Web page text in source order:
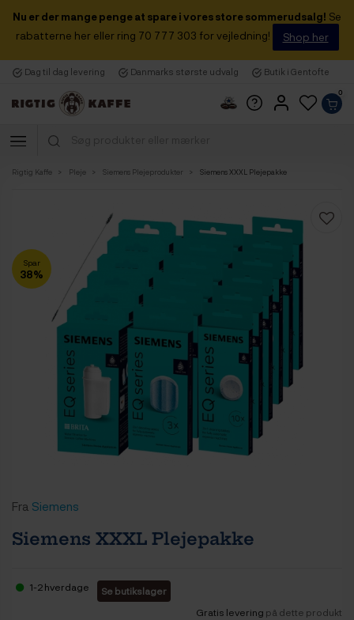
Nu er der mange penge at spare i vores store sommerudsalg! Se
rabatterne her eller ring 70 777 303 for vejledning!
Shop her
Dag til dag levering Danmarks største udvalg Butik i Gentofte
0
Rigtig Kaffe Pleje Siemens Plejeprodukter Siemens XXXL Plejepakke
Spar
38%
Fra Siemens
Siemens XXXL Plejepakke
1-2 hverdage
Se butikslager
Gratis levering på dette produkt